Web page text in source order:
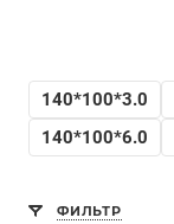
140*100*3.0
140*100*6.0
ФИЛЬТР